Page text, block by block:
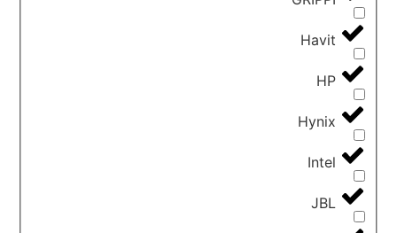
Havit
HP
Hynix
Intel
JBL